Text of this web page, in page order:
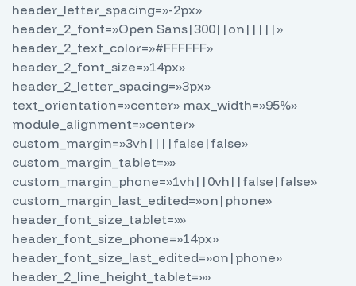
header_letter_spacing=»-2px»
header_2_font=»Open Sans|300||on|||||»
header_2_text_color=»#FFFFFF»
header_2_font_size=»14px»
header_2_letter_spacing=»3px»
text_orientation=»center» max_width=»95%»
module_alignment=»center»
custom_margin=»3vh||||false|false»
custom_margin_tablet=»»
custom_margin_phone=»1vh||0vh||false|false»
custom_margin_last_edited=»on|phone»
header_font_size_tablet=»»
header_font_size_phone=»14px»
header_font_size_last_edited=»on|phone»
header_2_line_height_tablet=»»